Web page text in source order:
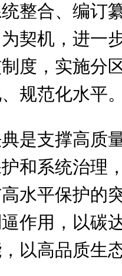
整合、编订
契机，进一
度，实施分
规范化水平。
是支撑高质
和系统治理
水平保护的
作用，以碳
以高品质生